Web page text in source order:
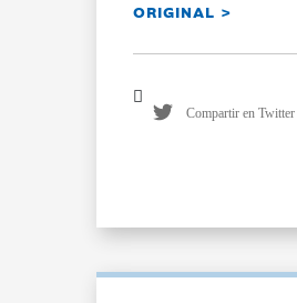
ORIGINAL >
Compartir en Twitter